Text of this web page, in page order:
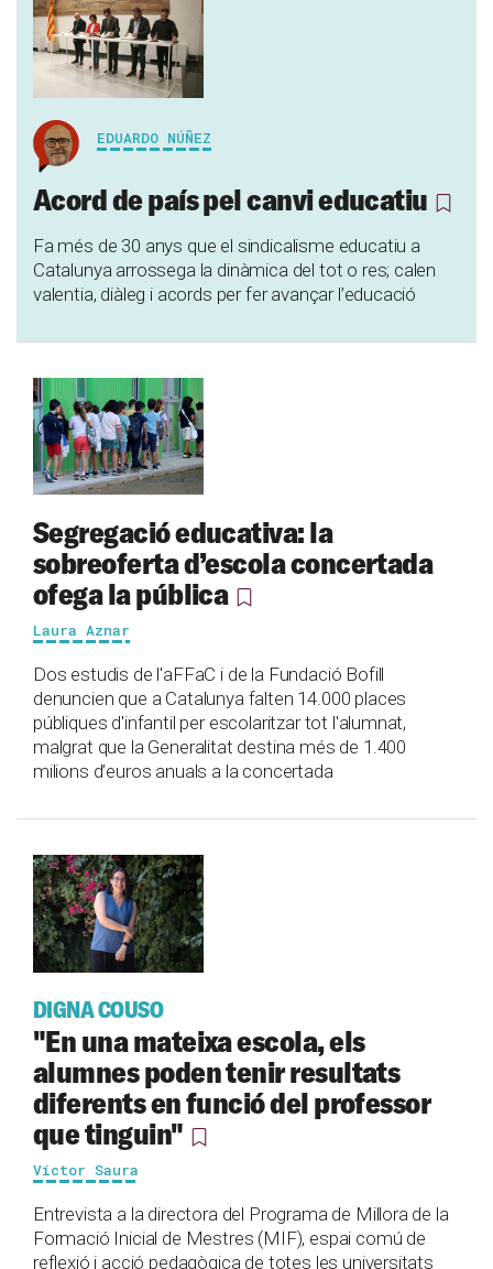
EDUARDO NÚÑEZ
Acord de país pel canvi educatiu
Fa més de 30 anys que el sindicalisme educatiu a
Catalunya arrossega la dinàmica del tot o res; calen
valentia, diàleg i acords per fer avançar l’educació
Segregació educativa: la
sobreoferta d’escola concertada
ofega la pública
Laura Aznar
Dos estudis de l'aFFaC i de la Fundació Bofill
denuncien que a Catalunya falten 14.000 places
públiques d'infantil per escolaritzar tot l'alumnat,
malgrat que la Generalitat destina més de 1.400
milions d’euros anuals a la concertada
DIGNA COUSO
"En una mateixa escola, els
alumnes poden tenir resultats
diferents en funció del professor
que tinguin"
Víctor Saura
Entrevista a la directora del Programa de Millora de la
Formació Inicial de Mestres (MIF), espai comú de
reflexió i acció pedagògica de totes les universitats